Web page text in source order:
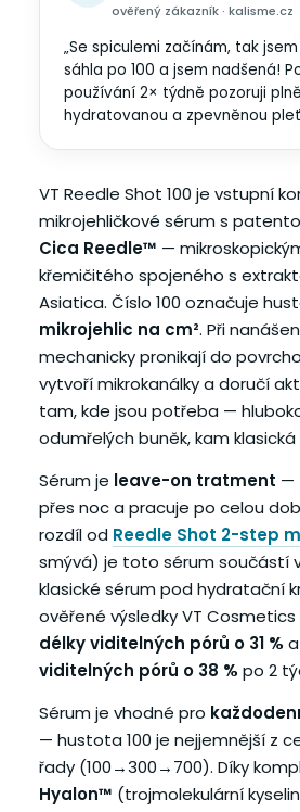
VT Reedle Shot 100 je vstupní
mikrojehličkové sérum s
Cica Reedle™ —
křemičitého spojeného s
Asiatica. Číslo 100 označuje
mikrojehlic na cm². Při
mechanicky pronikají do
vytvoří mikrokanálky a doručí
tam, kde jsou potřeba —
odumřelých buněk, kam
Sérum je leave-on tratment —
přes noc a pracuje po celou
rozdíl od Reedle Shot 2-step
smývá) je toto sérum součástí
klasické sérum pod hydratační
ověřené výsledky VT
délky viditelných pórů o 31 % a
viditelných pórů o 38 % po 2
Sérum je vhodné pro
— hustota 100 je nejjemnější z
řady (100→300→700). Díky
Hyalon™ (trojmolekulární
ověřený zákazník · kalisme.cz
„Se spiculemi začínám, tak
sáhla po 100 a jsem nadšená!
používání 2× týdně pozoruji
hydratovanou a zpevněnou